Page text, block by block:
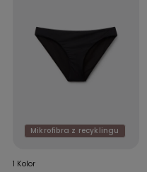
Mikrofibra z recyklingu
1 Kolor